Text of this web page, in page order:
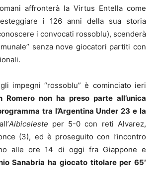
affronterà la Virtus Entella come
i 126 anni della sua storia
i convocati rossoblu), scenderà
senza nove giocatori partiti con
impegni “rossoblu” è cominciato ieri
Romero non ha preso parte all’unica
tra l’Argentina Under 23 e la
Albiceleste per 5-0 con reti Alvarez,
(3), ed è proseguito con l’incontro
alle ore 14 di oggi fra Giappone e
Sanabria ha giocato titolare per 65′